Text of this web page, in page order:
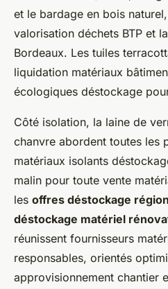
et le bardage en bois
valorisation déchets BTP et
Bordeaux. Les tuiles
liquidation matériaux
écologiques déstockage
Côté isolation, la laine de
chanvre abordent toutes les
matériaux isolants
malin pour toute vente
les offres déstockage
déstockage matériel
réunissent fournisseurs
responsables, orientés
approvisionnement chantier